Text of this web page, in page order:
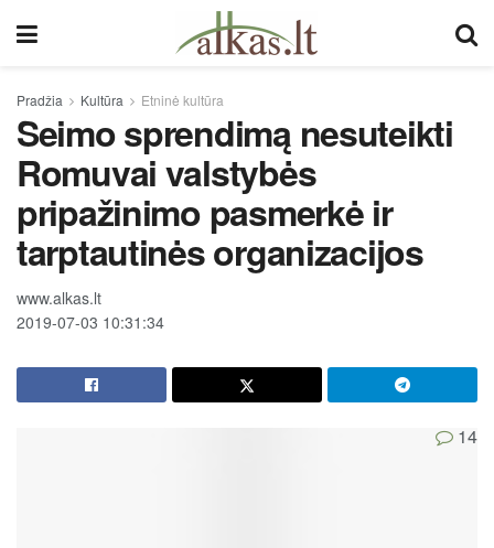
Pradžia Kultūra Etninė kultūra
Seimo sprendimą nesuteikti
Romuvai valstybės
pripažinimo pasmerkė ir
tarptautinės organizacijos
www.alkas.lt
2019-07-03 10:31:34
14